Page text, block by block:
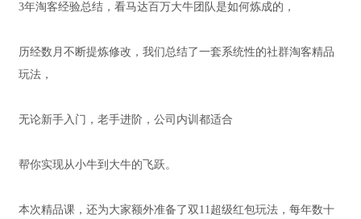
3年淘客经验总结，看马达百万大牛团队是如何炼成的，
历经数月不断提炼修改，我们总结了一套系统性的社群淘客精品
玩法，
无论新手入门，老手进阶，公司内训都适合
帮你实现从小牛到大牛的飞跃。
本次精品课，还为大家额外准备了双11超级红包玩法，每年数十